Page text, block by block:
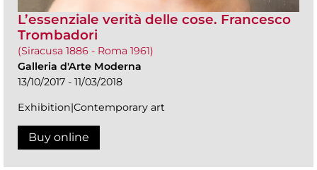
L’essenziale verità delle cose. Francesco
Trombadori
(Siracusa 1886 - Roma 1961)
Galleria d'Arte Moderna
13/10/2017 - 11/03/2018
Exhibition|Contemporary art
Buy online